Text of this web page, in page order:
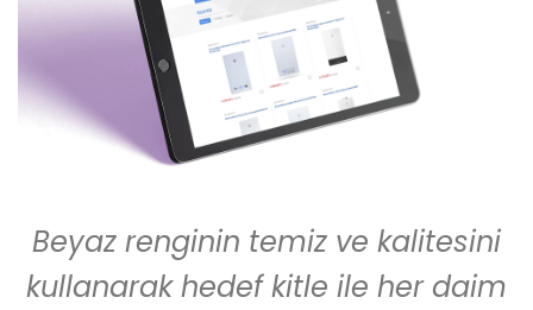
Beyaz renginin temiz ve kalitesini
kullanarak hedef kitle ile her daim